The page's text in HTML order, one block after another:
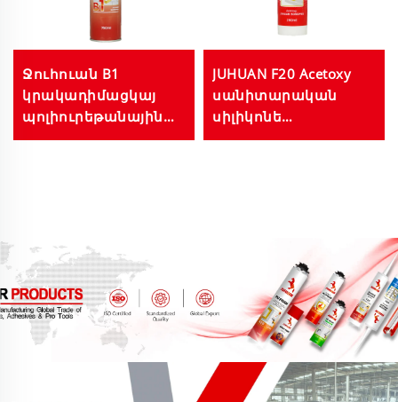
Ջուհուան B1
կրակադիմացկայ
պոլիուրեթանային
փրփուր 750 մլ PU
համար
JUHUAN F20 Acetoxy
սանիտարական
սիլիկոնե
խցանափուլ